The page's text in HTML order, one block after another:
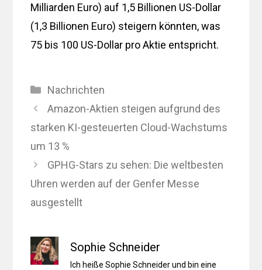
Milliarden Euro) auf 1,5 Billionen US-Dollar
(1,3 Billionen Euro) steigern könnten, was
75 bis 100 US-Dollar pro Aktie entspricht.
Kategorien
Nachrichten
Amazon-Aktien steigen aufgrund des
starken KI-gesteuerten Cloud-Wachstums
um 13 %
GPHG-Stars zu sehen: Die weltbesten
Uhren werden auf der Genfer Messe
ausgestellt
Sophie Schneider
Ich heiße Sophie Schneider und bin eine